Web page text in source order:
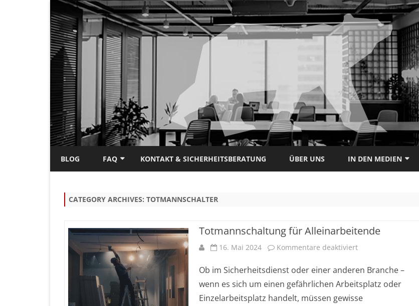
BLOG FAQ
BIOMETRISCHE
ZEITERFASSUNG
TOTMANNSCHALTER
DOC-DEFIBRILLATOR
KONTAKT & SICHERHEITSBERATUNG ÜBER UNS IN DEN MEDIEN
CATEGORY ARCHIVES: TOTMANNSCHALTER
Totmannschaltung für Alleinarbeitende
16. Mai 2024 Kommentare deaktiviertfür
Totmannschaltung
für
Alleinarbeitende
Ob im Sicherheitsdienst oder einer anderen Branche –
wenn es sich um einen gefährlichen Arbeitsplatz oder
Einzelarbeitsplatz handelt, müssen gewisse